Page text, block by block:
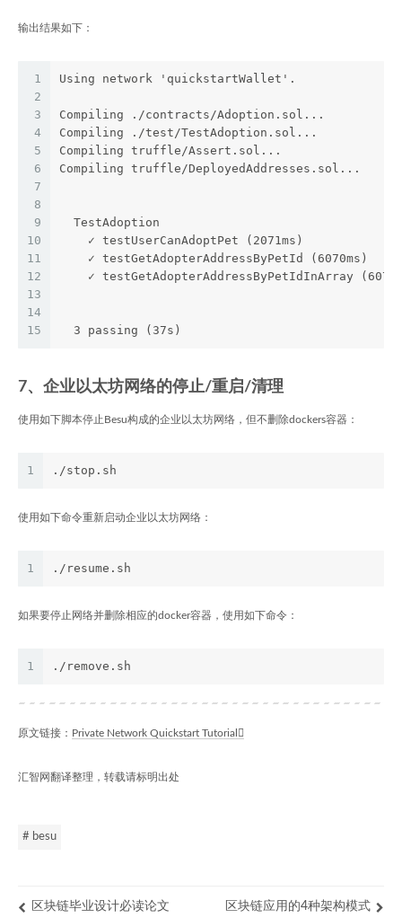
输出结果如下：
1
2
3
4
5
6
7
8
9
10
11
12
13
14
15
Using network 'quickstartWallet'.
Compiling ./contracts/Adoption.sol...
Compiling ./test/TestAdoption.sol...
Compiling truffle/Assert.sol...
Compiling truffle/DeployedAddresses.sol...
  TestAdoption
    ✓ testUserCanAdoptPet (2071ms)
    ✓ testGetAdopterAddressByPetId (6070ms)
✓ testGetAdopterAddressByPetIdInArray
  3 passing (37s)
7、企业以太坊网络的停止/重启/清理
使用如下脚本停止Besu构成的企业以太坊网络，但不删除dockers容器：
1 ./stop.sh
使用如下命令重新启动企业以太坊网络：
1 ./resume.sh
如果要停止网络并删除相应的docker容器，使用如下命令：
1 ./remove.sh
原文链接： Private Network Quickstart Tutorial
汇智网翻译整理，转载请标明出处
# besu
区块链毕业设计必读论文 区块链应用的4种架构模式